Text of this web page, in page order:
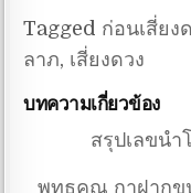
Tagged ก่อนเสี่ยง
ลาภ, เสี่ยงดวง
บทความเกี่ยวข้อง
สรุปเลขนำ
พุทธคุณ กาฝากข